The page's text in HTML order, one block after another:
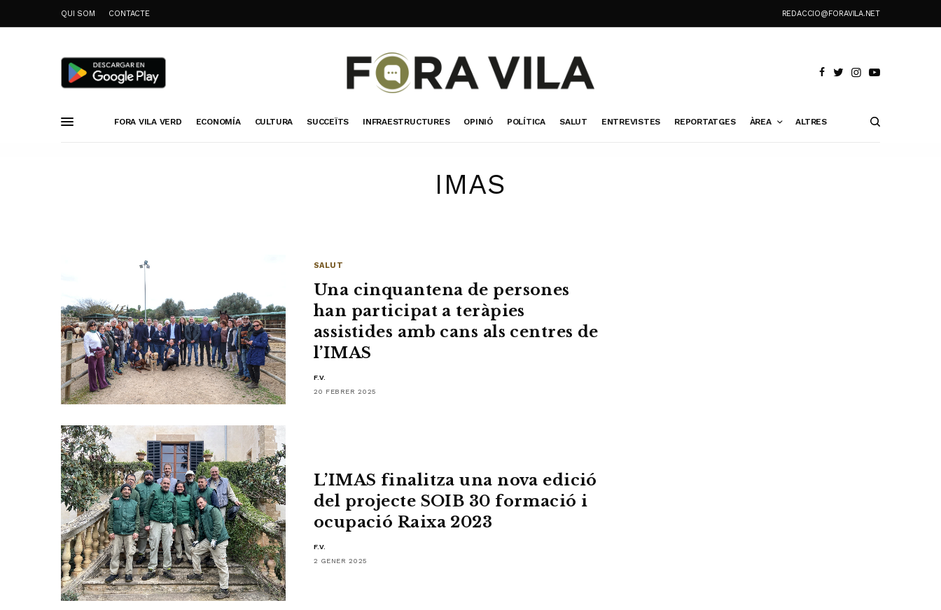
QUI SOM CONTACTE REDACCIO@FORAVILA.NET
FORA VILA VERD ECONOMÍA CULTURA SUCCEÏTS INFRAESTRUCTURES OPINIÓ POLÍTICA SALUT ENTREVISTES REPORTATGES ÀREA ALTRES
IMAS
SALUT
Una cinquantena de persones
han participat a teràpies
assistides amb cans als centres de
l’IMAS
F.V.
20 FEBRER 2025
L’IMAS finalitza una nova edició
del projecte SOIB 30 formació i
ocupació Raixa 2023
F.V.
2 GENER 2025